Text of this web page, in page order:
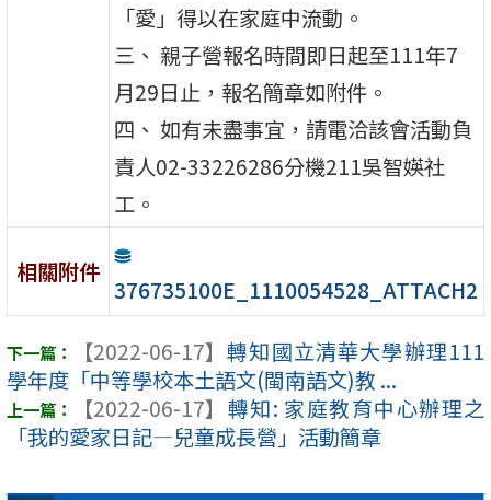
「愛」得以在家庭中流動。
三、 親子營報名時間即日起至111年7
月29日止，報名簡章如附件。
四、 如有未盡事宜，請電洽該會活動負
責人02-33226286分機211吳智媖社
工。
相關附件
376735100E_1110054528_ATTACH2
【2022-06-17】 轉知國立清華大學辦理111
學年度「中等學校本土語文(閩南語文)教 ...
【2022-06-17】 轉知: 家庭教育中心辦理之
「我的愛家日記—兒童成長營」活動簡章